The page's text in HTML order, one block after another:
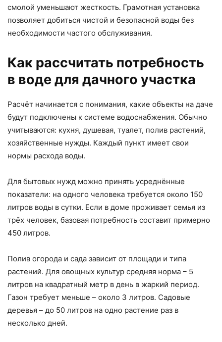
смолой уменьшают жесткость. Грамотная установка
позволяет добиться чистой и безопасной воды без
необходимости частого обслуживания.
Как рассчитать потребность
в воде для дачного участка
Расчёт начинается с понимания, какие объекты на даче
будут подключены к системе водоснабжения. Обычно
учитываются: кухня, душевая, туалет, полив растений,
хозяйственные нужды. Каждый пункт имеет свои
нормы расхода воды.
Для бытовых нужд можно принять усреднённые
показатели: на одного человека требуется около 150
литров воды в сутки. Если в доме проживает семья из
трёх человек, базовая потребность составит примерно
450 литров.
Полив огорода и сада зависит от площади и типа
растений. Для овощных культур средняя норма – 5
литров на квадратный метр в день в жаркий период.
Газон требует меньше – около 3 литров. Садовые
деревья – до 50 литров на одно растение раз в
несколько дней.